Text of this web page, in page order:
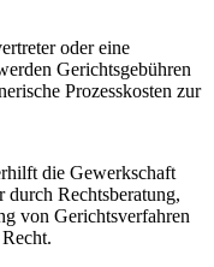
oder eine
Gerichtsgebühren
Prozesskosten zur
die Gewerkschaft
Rechtsberatung,
von Gerichtsverfahren